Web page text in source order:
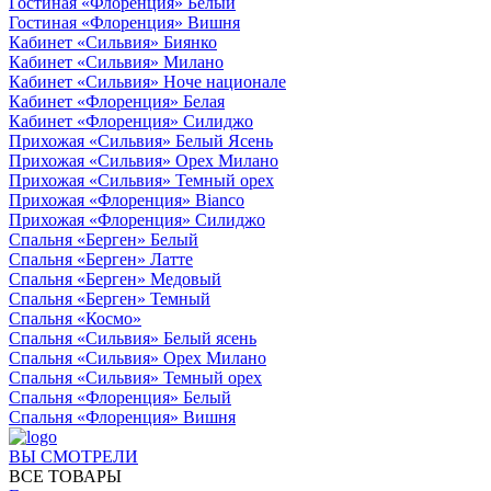
Гостиная «Флоренция» Вишня
Кабинет «Сильвия» Биянко
Кабинет «Сильвия» Милано
Кабинет «Сильвия» Ноче национале
Кабинет «Флоренция» Белая
Кабинет «Флоренция» Силиджо
Прихожая «Сильвия» Белый Ясень
Прихожая «Сильвия» Орех Милано
Прихожая «Сильвия» Темный орех
Прихожая «Флоренция» Bianco
Прихожая «Флоренция» Силиджо
Спальня «Берген» Белый
Спальня «Берген» Латте
Спальня «Берген» Медовый
Спальня «Берген» Темный
Спальня «Космо»
Спальня «Сильвия» Белый ясень
Спальня «Сильвия» Орех Милано
Спальня «Сильвия» Темный орех
Спальня «Флоренция» Белый
Спальня «Флоренция» Вишня
ВЫ СМОТРЕЛИ
ВСЕ ТОВАРЫ